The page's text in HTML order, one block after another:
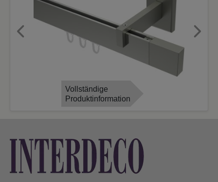
Vollständige
Produktinformation
Previous Next